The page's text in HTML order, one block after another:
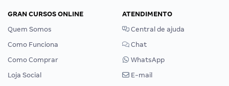
GRAN CURSOS ONLINE
Quem Somos
Como Funciona
Como Comprar
Loja Social
ATENDIMENTO
Central de ajuda
Chat
WhatsApp
E-mail